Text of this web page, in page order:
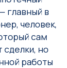
главный в
человек,
сам
сделки, но
работы